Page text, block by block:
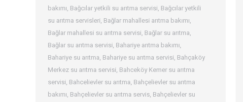
bakımı, Bağcılar yetkili su arıtma servisi, Bağcılar yetkili
su arıtma servisleri, Bağlar mahallesi arıtma bakımı,
Bağlar mahallesi su arıtma servisi, Bağlar su arıtma,
Bağlar su arıtma servisi, Bahariye arıtma bakımı,
Bahariye su arıtma, Bahariye su arıtma servisi, Bahçaköy
Merkez su arıtma servisi, Bahceköy Kemer su arıtma
servisi, Bahcelievler su arıtma, Bahçelievler su arıtma
bakımı, Bahçelievler su arıtma servis, Bahçelievler su